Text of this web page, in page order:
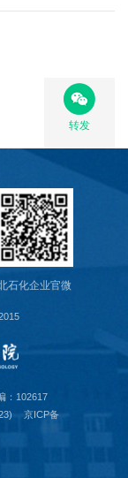
转发
石化企业官微
：102617
京ICP备